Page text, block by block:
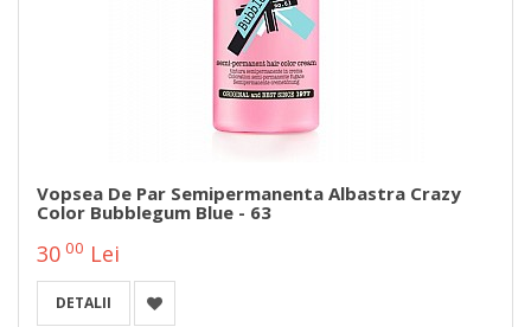
Vopsea De Par Semipermanenta Albastra Crazy
Color Bubblegum Blue - 63
30 00 Lei
DETALII